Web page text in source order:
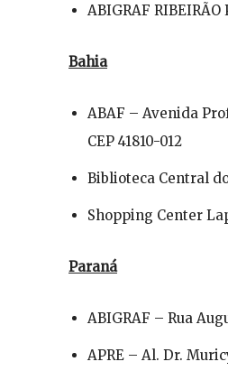
ABIGRAF
Bahia
ABAF – Avenida
CEP 41810-012
Biblioteca Central
Shopping Center
Paraná
ABIGRAF – Rua
APRE – Al. Dr.